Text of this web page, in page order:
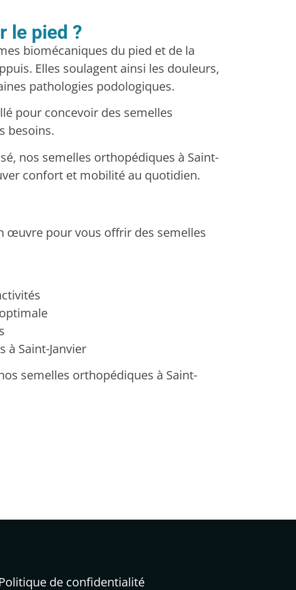
le pied ?
biomécaniques du pied et de la
Elles soulagent ainsi les douleurs,
pathologies podologiques.
pour concevoir des semelles
besoins.
nos semelles orthopédiques à Saint-
confort et mobilité au quotidien.
œuvre pour vous offrir des semelles
Saint-Janvier
semelles orthopédiques à Saint-
Politique de confidentialité